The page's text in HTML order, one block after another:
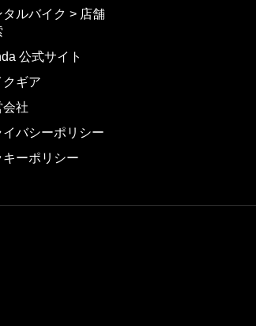
タルバイク > 店舗
公式サイト
クギア
会社
イバシーポリシー
キーポリシー